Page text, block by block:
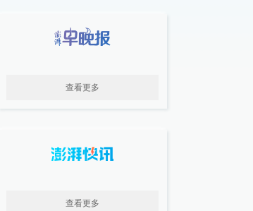
查看更多
查看更多